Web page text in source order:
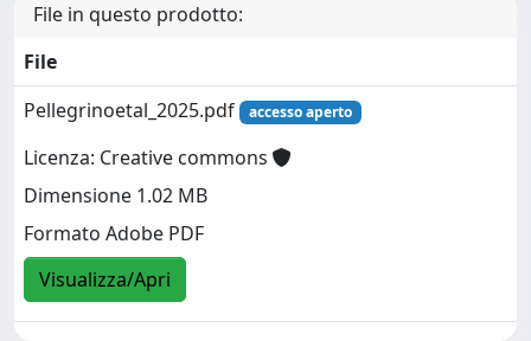
File in questo prodotto:
File
Pellegrinoetal_2025.pdf
accesso aperto
Licenza: Creative commons
Dimensione 1.02 MB
Formato Adobe PDF
Visualizza/Apri